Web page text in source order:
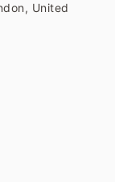
United